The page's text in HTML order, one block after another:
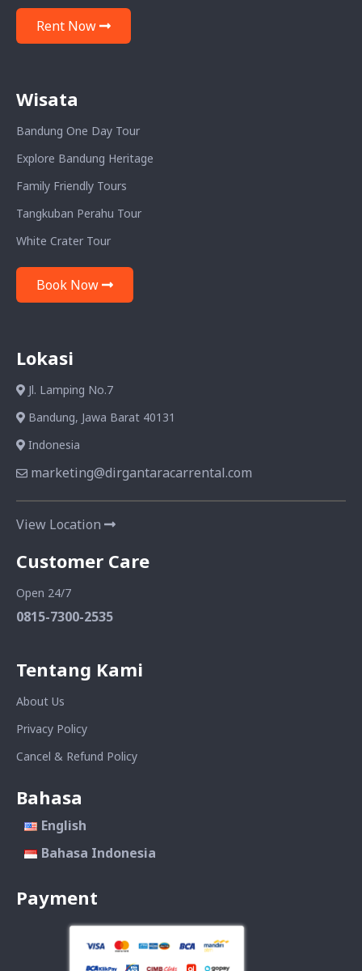
Rent Now
Wisata
Bandung One Day Tour
Explore Bandung Heritage
Family Friendly Tours
Tangkuban Perahu Tour
White Crater Tour
Book Now
Lokasi
Jl. Lamping No.7
Bandung, Jawa Barat 40131
Indonesia
marketing@dirgantaracarrental.com
View Location
Customer Care
Open 24/7
0815-7300-2535
Tentang Kami
About Us
Privacy Policy
Cancel & Refund Policy
Bahasa
English
Bahasa Indonesia
Payment